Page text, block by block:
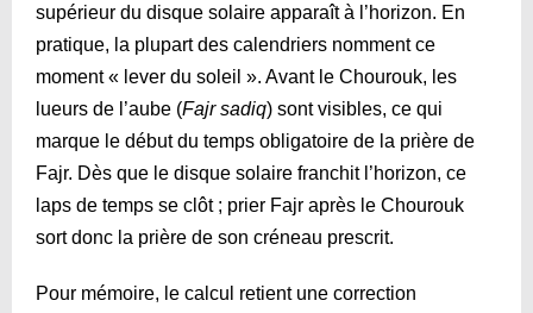
supérieur du disque solaire apparaît à l’horizon. En
pratique, la plupart des calendriers nomment ce
moment « lever du soleil ». Avant le Chourouk, les
lueurs de l’aube (Fajr sadiq) sont visibles, ce qui
marque le début du temps obligatoire de la prière de
Fajr. Dès que le disque solaire franchit l’horizon, ce
laps de temps se clôt ; prier Fajr après le Chourouk
sort donc la prière de son créneau prescrit.
Pour mémoire, le calcul retient une correction